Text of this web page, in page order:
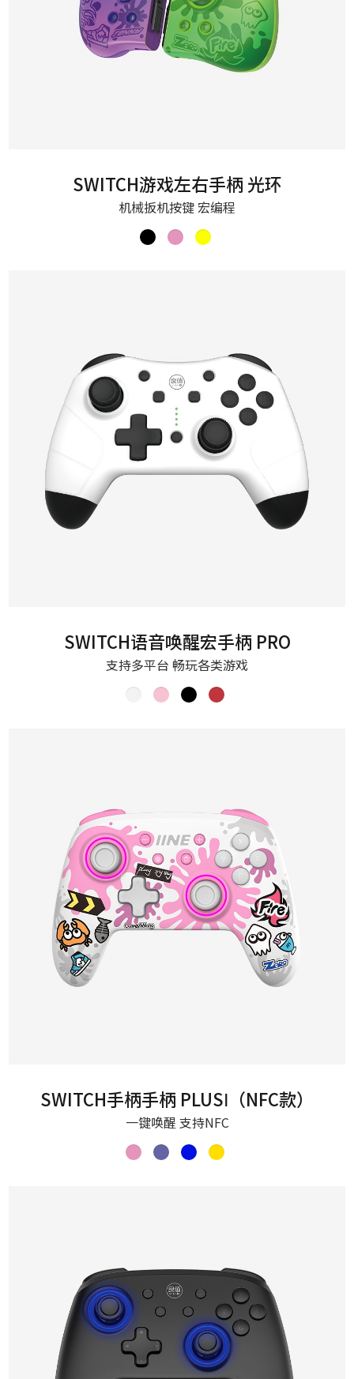
SWITCH游戏左右手柄 光环
机械扳机按键 宏编程
SWITCH语音唤醒宏手柄 PRO
支持多平台 畅玩各类游戏
SWITCH手柄手柄 PLUSⅠ（NFC款）
一键唤醒 支持NFC